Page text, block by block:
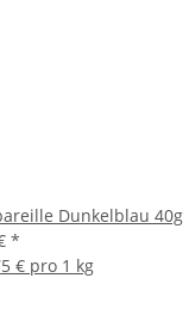
Dunkelblau 40g
*
€ pro 1 kg